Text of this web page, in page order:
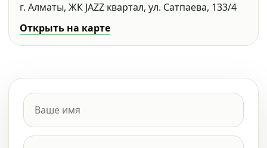
г. Алматы, ЖК JAZZ квартал, ул. Сатпаева, 133/4
Открыть на карте